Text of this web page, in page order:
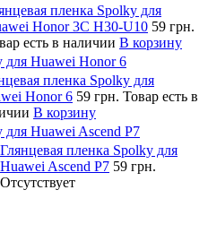
пленка Spolky для
Honor 3C H30-U10 59 грн.
есть в наличии В корзину
для Huawei Honor 6
пленка Spolky для
Honor 6 59 грн. Товар есть в
В корзину
для Huawei Ascend P7
Глянцевая пленка Spolky для
Huawei Ascend P7 59 грн.
Отсутствует